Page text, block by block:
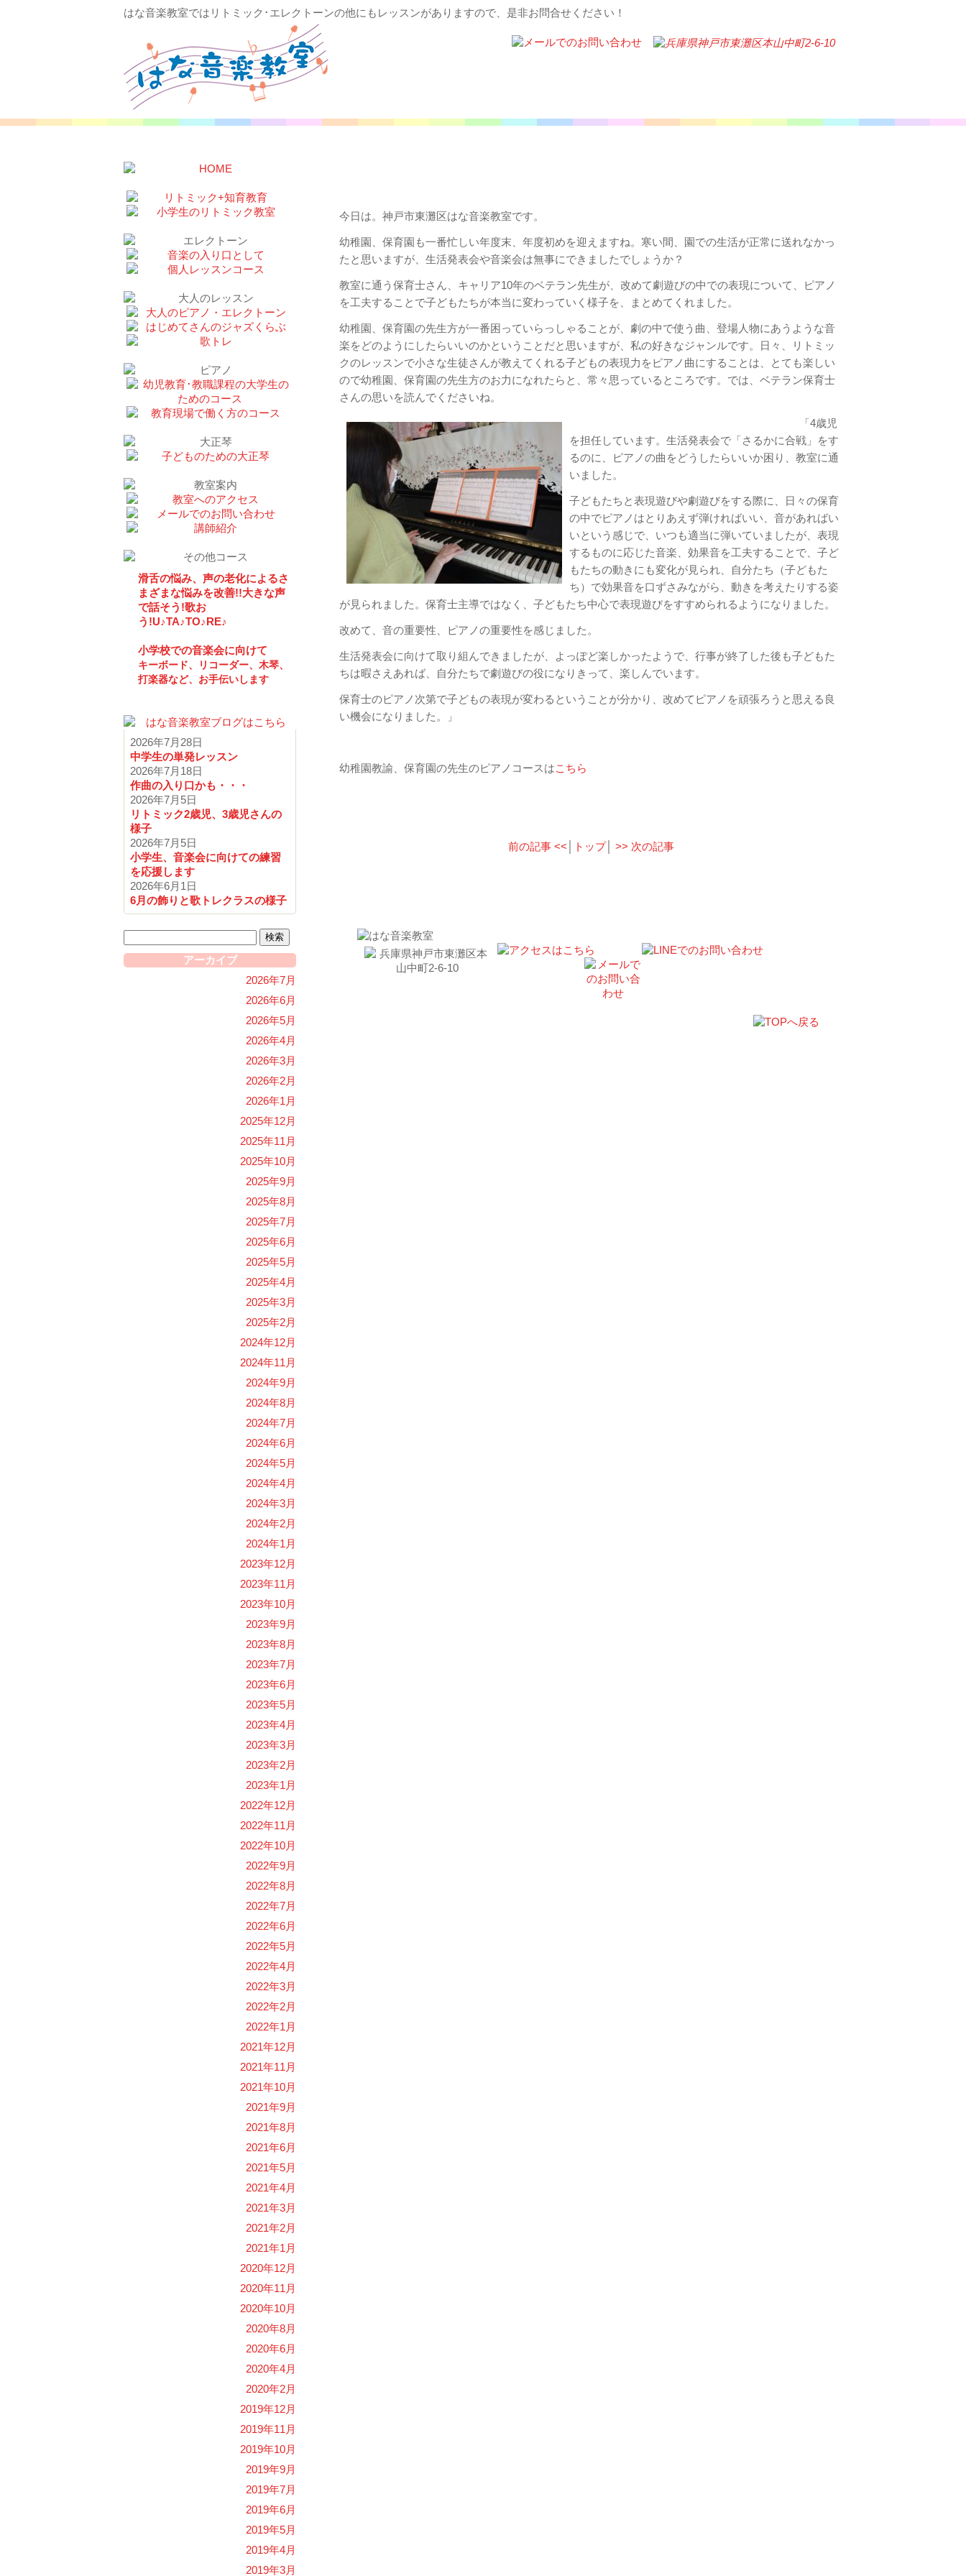
はな音楽教室ではリトミック･エレクトーンの他にもレッスンがありますので、是非お問合せください！
滑舌の悩み、声の老化によるさ
まざまな悩みを改善!!大きな声
で話そう!歌お
う!U♪TA♪TO♪RE♪
小学校での音楽会に向けて
キーボード、リコーダー、木琴、
打楽器など、お手伝いします
2026年7月28日
中学生の単発レッスン
2026年7月18日
作曲の入り口かも・・・
2026年7月5日
リトミック2歳児、3歳児さんの
様子
2026年7月5日
小学生、音楽会に向けての練習
を応援します
2026年6月1日
6月の飾りと歌トレクラスの様子
検
索:
アーカイブ
2026年7月
2026年6月
2026年5月
2026年4月
2026年3月
2026年2月
2026年1月
2025年12月
2025年11月
2025年10月
2025年9月
2025年8月
2025年7月
2025年6月
2025年5月
2025年4月
2025年3月
2025年2月
2024年12月
2024年11月
2024年9月
2024年8月
2024年7月
2024年6月
2024年5月
2024年4月
2024年3月
2024年2月
2024年1月
2023年12月
2023年11月
2023年10月
2023年9月
2023年8月
2023年7月
2023年6月
2023年5月
2023年4月
2023年3月
2023年2月
2023年1月
2022年12月
2022年11月
2022年10月
2022年9月
2022年8月
2022年7月
2022年6月
2022年5月
2022年4月
2022年3月
2022年2月
2022年1月
2021年12月
2021年11月
2021年10月
2021年9月
2021年8月
2021年6月
2021年5月
2021年4月
2021年3月
2021年2月
2021年1月
2020年12月
2020年11月
2020年10月
2020年8月
2020年6月
2020年4月
2020年2月
2019年12月
2019年11月
2019年10月
2019年9月
2019年7月
2019年6月
2019年5月
2019年4月
2019年3月
今日は。神戸市東灘区はな音楽教室です。
幼稚園、保育園も一番忙しい年度末、年度初めを迎えますね。寒い間、園での生活が正常に送れなかっ
たと思いますが、生活発表会や音楽会は無事にできましたでしょうか？
教室に通う保育士さん、キャリア10年のベテラン先生が、改めて劇遊びの中での表現について、ピアノ
を工夫することで子どもたちが本当に変わっていく様子を、まとめてくれました。
幼稚園、保育園の先生方が一番困っていらっしゃることが、劇の中で使う曲、登場人物にあうような音
楽をどのようにしたらいいのかということだと思いますが、私の好きなジャンルです。日々、リトミッ
クのレッスンで小さな生徒さんが教えてくれる子どもの表現力をピアノ曲にすることは、とても楽しい
ので幼稚園、保育園の先生方のお力になれたらと、常々思っているところです。では、ベテラン保育士
さんの思いを読んでくださいね。
「4歳児
を担任しています。生活発表会で「さるかに合戦」をす
るのに、ピアノの曲をどうしたらいいか困り、教室に通
いました。
子どもたちと表現遊びや劇遊びをする際に、日々の保育
の中でピアノはとりあえず弾ければいい、音があればい
いという感じで、いつも適当に弾いていましたが、表現
するものに応じた音楽、効果音を工夫することで、子ど
もたちの動きにも変化が見られ、自分たち（子どもた
ち）で効果音を口ずさみながら、動きを考えたりする姿
が見られました。保育士主導ではなく、子どもたち中心で表現遊びをすすめられるようになりました。
改めて、音の重要性、ピアノの重要性を感じました。
生活発表会に向けて取り組んできましたが、よっぽど楽しかったようで、行事が終了した後も子どもた
ちは暇さえあれば、自分たちで劇遊びの役になりきって、楽しんでいます。
保育士のピアノ次第で子どもの表現が変わるということが分かり、改めてピアノを頑張ろうと思える良
い機会になりました。」
幼稚園教諭、保育園の先生のピアノコースはこちら
前の記事 << トップ│ >> 次の記事